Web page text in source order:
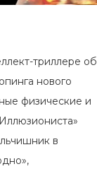
триллере об
нового
физические и
в